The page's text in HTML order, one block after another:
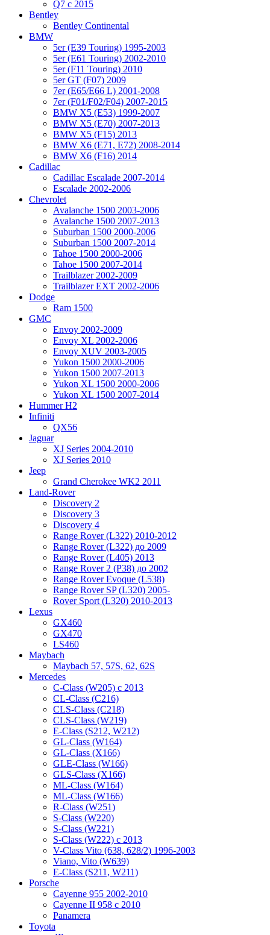
Q7 с 2015
Bentley
Bentley Continental
BMW
5er (E39 Touring) 1995-2003
5er (E61 Touring) 2002-2010
5er (F11 Touring) 2010
5er GT (F07) 2009
7er (E65/E66 L) 2001-2008
7er (F01/F02/F04) 2007-2015
BMW X5 (E53) 1999-2007
BMW X5 (E70) 2007-2013
BMW X5 (F15) 2013
BMW X6 (E71, E72) 2008-2014
BMW X6 (F16) 2014
Cadillac
Cadillac Escalade 2007-2014
Escalade 2002-2006
Chevrolet
Avalanche 1500 2003-2006
Avalanche 1500 2007-2013
Suburban 1500 2000-2006
Suburban 1500 2007-2014
Tahoe 1500 2000-2006
Tahoe 1500 2007-2014
Trailblazer 2002-2009
Trailblazer EXT 2002-2006
Dodge
Ram 1500
GMC
Envoy 2002-2009
Envoy XL 2002-2006
Envoy XUV 2003-2005
Yukon 1500 2000-2006
Yukon 1500 2007-2013
Yukon XL 1500 2000-2006
Yukon XL 1500 2007-2014
Hummer H2
Infiniti
QX56
Jaguar
XJ Series 2004-2010
XJ Series 2010
Jeep
Grand Cherokee WK2 2011
Land-Rover
Discovery 2
Discovery 3
Discovery 4
Range Rover (L322) 2010-2012
Range Rover (L322) до 2009
Range Rover (L405) 2013
Range Rover 2 (P38) до 2002
Range Rover Evoque (L538)
Range Rover SP (L320) 2005-
Rover Sport (L320) 2010-2013
Lexus
GX460
GX470
LS460
Maybach
Maybach 57, 57S, 62, 62S
Mercedes
C-Class (W205) с 2013
CL-Class (C216)
CLS-Class (C218)
CLS-Class (W219)
E-Class (S212, W212)
GL-Class (W164)
GL-Class (X166)
GLE-Class (W166)
GLS-Class (X166)
ML-Class (W164)
ML-Class (W166)
R-Class (W251)
S-Class (W220)
S-Class (W221)
S-Class (W222) с 2013
V-Class Vito (638, 628/2) 1996-2003
Viano, Vito (W639)
Е-Class (S211, W211)
Porsche
Cayenne 955 2002-2010
Cayenne II 958 с 2010
Panamera
Toyota